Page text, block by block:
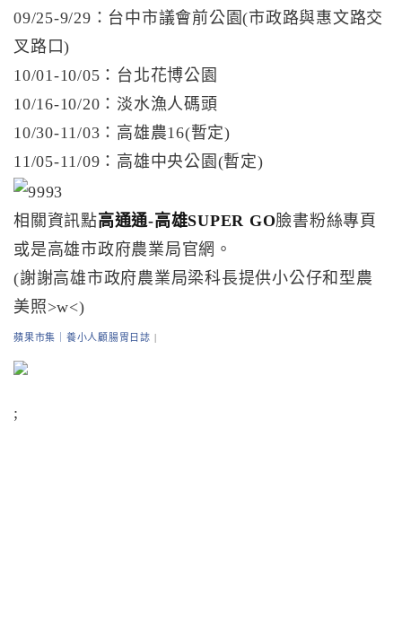
09/25-9/29：台中市議會前公園(市政路與惠文路交
叉路口)
10/01-10/05：台北花博公園
10/16-10/20：淡水漁人碼頭
10/30-11/03：高雄農16(暫定)
11/05-11/09：高雄中央公園(暫定)
相關資訊點高通通-高雄SUPER GO臉書粉絲專頁
或是高雄市政府農業局官網。
(謝謝高雄市政府農業局梁科長提供小公仔和型農
美照>w<)
蘋果市集｜養小人顧腸胃日誌 |
;